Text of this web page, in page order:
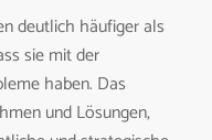
deutlich häufiger als
sie mit der
haben. Das
und Lösungen,